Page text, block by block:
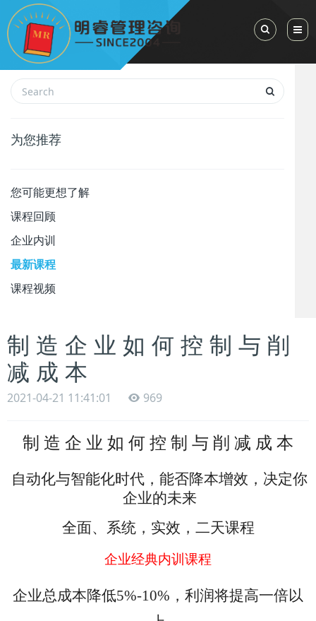
Toggle
为您推荐
您可能更想了解
课程回顾
企业内训
最新课程
课程视频
制 造 企 业 如 何 控 制 与 削
减 成 本
2021-04-21 11:41:01 969
制 造 企 业 如 何 控 制 与 削 减 成 本
自动化与智能化时代，能否降本增效，决定你
企业的未来
全面、系统，实效，二天课程
企业经典内训课程
企业总成本降低5%-10%，利润将提高一倍以